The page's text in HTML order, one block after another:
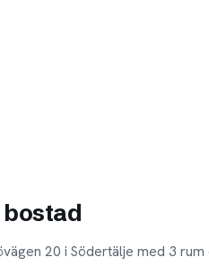
bostad
20 i Södertälje med 3